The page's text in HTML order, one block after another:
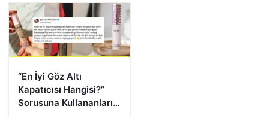
“En İyi Göz Altı
Kapatıcısı Hangisi?”
Sorusuna Kullananların